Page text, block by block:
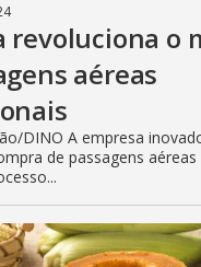
revoluciona o
aéreas
DINO A empresa
de passagens